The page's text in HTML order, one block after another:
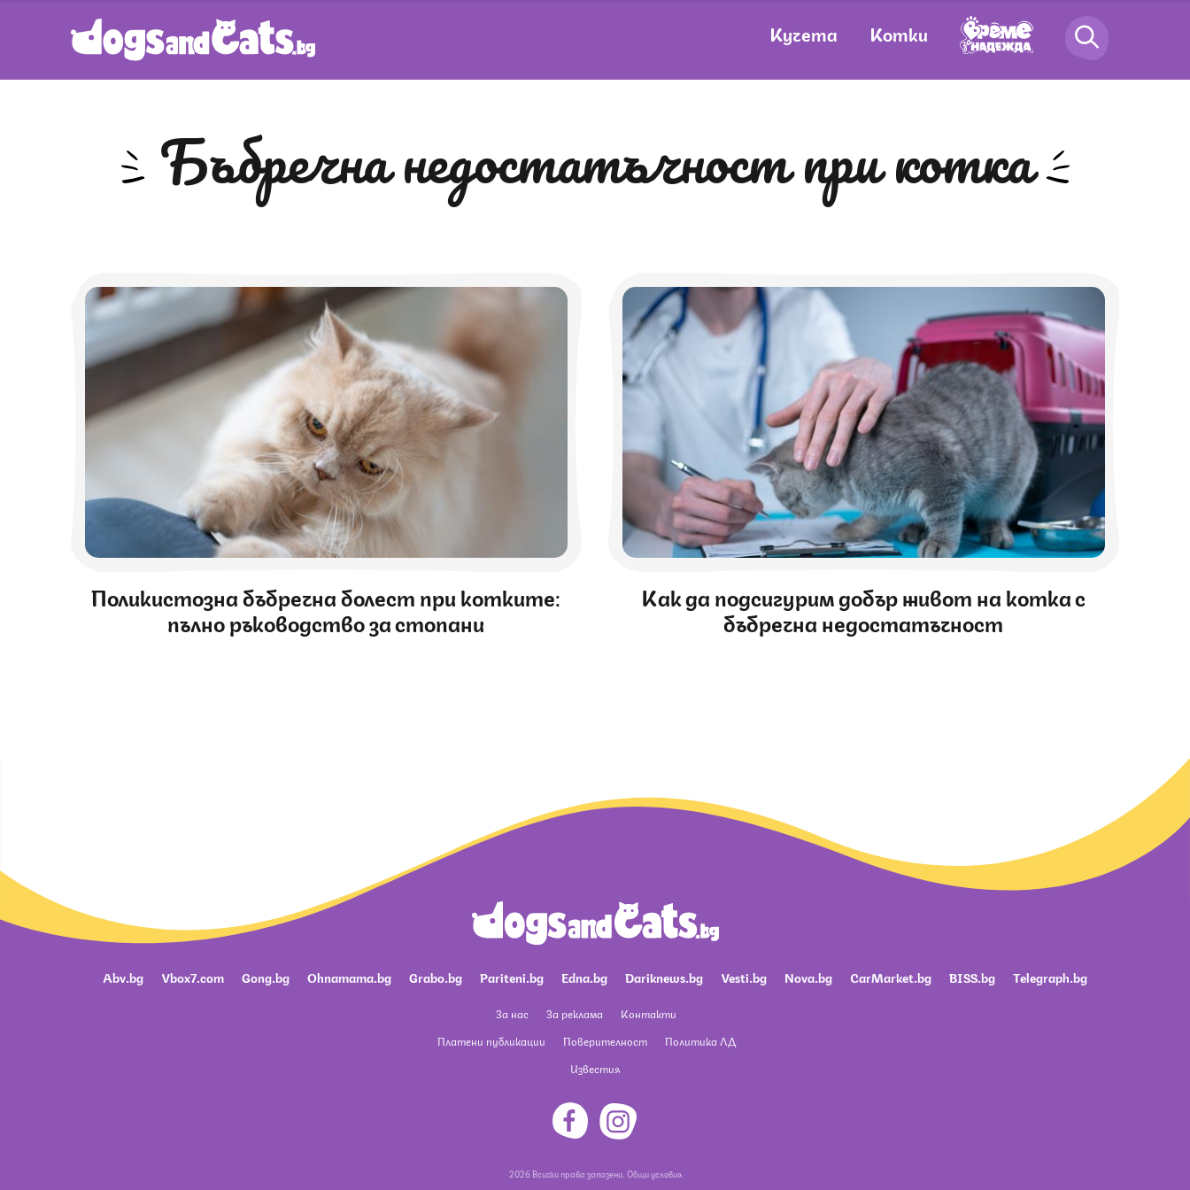
Кучета Котки
бъбречна недостатъчност при котка
Поликистозна бъбречна болест при котките:
пълно ръководство за стопани
Как да подсигурим добър живот на котка с
бъбречна недостатъчност
Abv.bg Vbox7.com Gong.bg Ohnamama.bg Grabo.bg Pariteni.bg Edna.bg Dariknews.bg Vesti.bg Nova.bg CarMarket.bg BISS.bg Telegraph.bg
За нас За реклама
Контакти
Платени публикации
Поверителност
Политика ЛД
Известия
2026 Всички права запазени. Общи условия